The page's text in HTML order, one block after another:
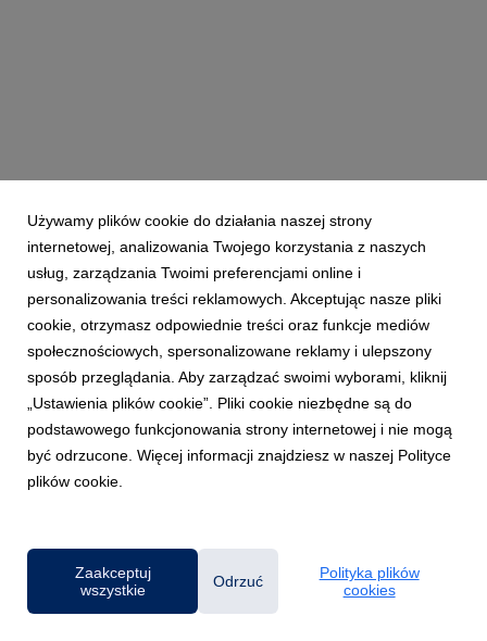
Klauzula RODO
Używamy plików cookie do działania naszej strony
internetowej, analizowania Twojego korzystania z naszych
usług, zarządzania Twoimi preferencjami online i
personalizowania treści reklamowych. Akceptując nasze pliki
cookie, otrzymasz odpowiednie treści oraz funkcje mediów
społecznościowych, spersonalizowane reklamy i ulepszony
sposób przeglądania. Aby zarządzać swoimi wyborami, kliknij
„Ustawienia plików cookie”. Pliki cookie niezbędne są do
podstawowego funkcjonowania strony internetowej i nie mogą
być odrzucone. Więcej informacji znajdziesz w naszej Polityce
plików cookie.
Zaakceptuj
wszystkie
Odrzuć
Polityka plików
cookies